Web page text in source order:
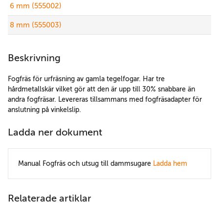
6 mm (555002)
8 mm (555003)
Beskrivning
Fogfräs för urfräsning av gamla tegelfogar. Har tre
hårdmetallskär vilket gör att den är upp till 30% snabbare än
andra fogfräsar. Levereras tillsammans med fogfräsadapter för
anslutning på vinkelslip.
Ladda ner dokument
Manual Fogfräs och utsug till dammsugare Ladda hem
Relaterade artiklar